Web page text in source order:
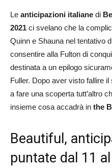
Le anticipazioni italiane di
2021 ci svelano che la
Quinn e Shauna nel tentativo
consentire alla Fulton di
destinata a un epilogo
Fuller. Dopo aver visto fallire
a fare una scoperta tutt’altro
insieme cosa accadrà in the
Beautiful,
puntate dal 11